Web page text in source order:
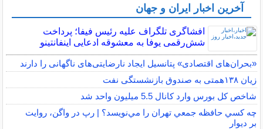
آخرین اخبار ایران و جهان
افشاگری تلگراف علیه رئیس فیفا؛ پرداخت
شش‌رقمی یوفا به معشوقه ادعایی اینفانتینو
«بحران‌های اقتصادی» پتانسیل ایجاد نارضایتی‌های ناگهانی را دارند
زیان ۱۳۸همتی به صندوق بازنشستگی نفت
شاخص کل بورس وارد کانال 5.5 میلیون واحد شد
چه كسي حافظه جمعي تهران را مي‌نويسد؟ | رپ در واگن، روايت
بر ديوار